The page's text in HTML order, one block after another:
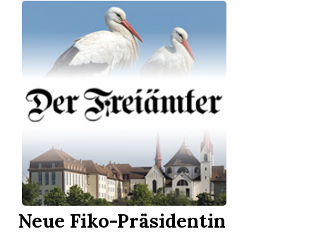
Neue Fiko-Präsidentin